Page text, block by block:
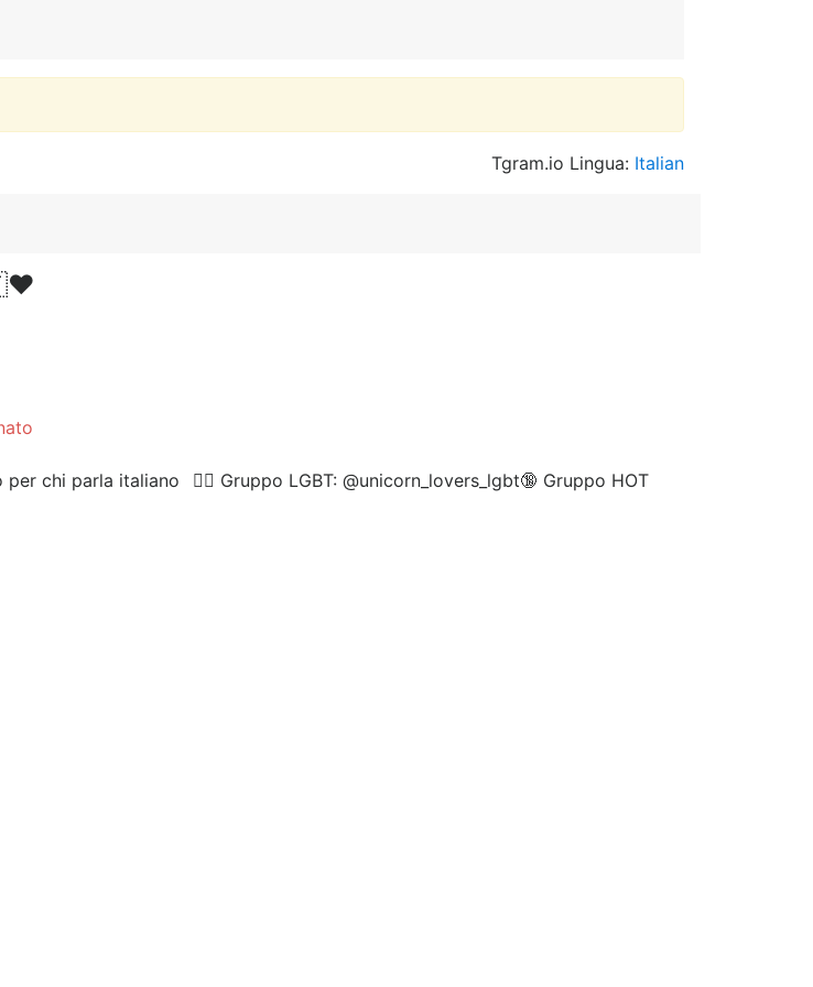
Tgram.io Lingua: Italian
chi parla italiano⠀🏳️‍🌈 Gruppo LGBT: @unicorn_lovers_lgbt🔞 Gruppo HOT